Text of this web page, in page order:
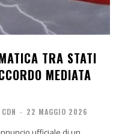
TRA STATI
MEDIATA
- 22 MAGGIO 2026